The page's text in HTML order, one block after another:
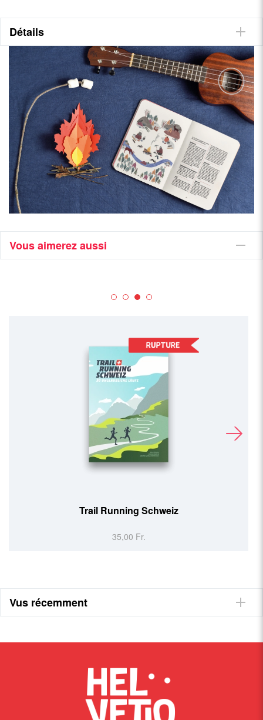
Détails
Vous aimerez aussi
Trail Running Schweiz
35,00 Fr.
Vus récemment